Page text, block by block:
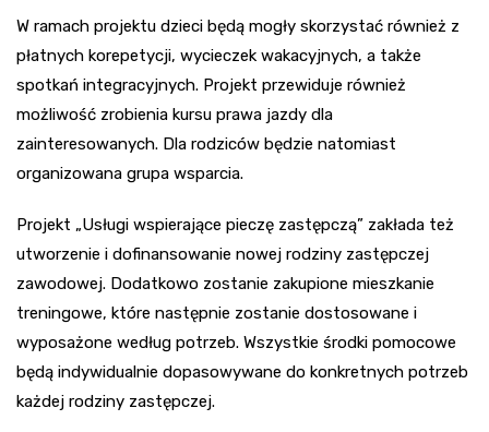
W ramach projektu dzieci będą mogły skorzystać również z
płatnych korepetycji, wycieczek wakacyjnych, a także
spotkań integracyjnych. Projekt przewiduje również
możliwość zrobienia kursu prawa jazdy dla
zainteresowanych. Dla rodziców będzie natomiast
organizowana grupa wsparcia.
Projekt „Usługi wspierające pieczę zastępczą” zakłada też
utworzenie i dofinansowanie nowej rodziny zastępczej
zawodowej. Dodatkowo zostanie zakupione mieszkanie
treningowe, które następnie zostanie dostosowane i
wyposażone według potrzeb. Wszystkie środki pomocowe
będą indywidualnie dopasowywane do konkretnych potrzeb
każdej rodziny zastępczej.